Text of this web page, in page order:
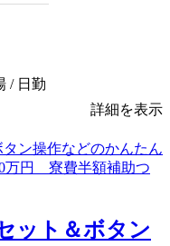
/ 日勤
詳細を表示
ット＆ボタン